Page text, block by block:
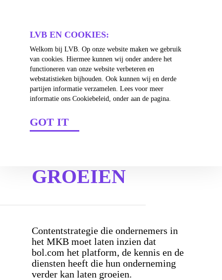
SAMEN
GROEIEN
Contentstrategie die ondernemers in
het MKB moet laten inzien dat
bol.com het platform, de kennis en de
diensten heeft die hun onderneming
verder kan laten groeien.
LVB EN COOKIES:
Welkom bij LVB. Op onze website maken we gebruik
van cookies. Hiermee kunnen wij onder andere het
functioneren van onze website verbeteren en
webstatistieken bijhouden. Ook kunnen wij en derde
partijen informatie verzamelen. Lees voor meer
informatie ons Cookiebeleid, onder aan de pagina.
GOT IT